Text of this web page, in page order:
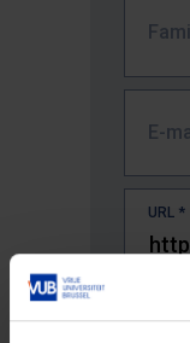
E-
URL *
De